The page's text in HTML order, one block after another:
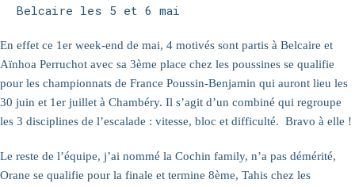
Belcaire les 5 et 6 mai
En effet ce 1er week-end de mai, 4 motivés sont partis à Belcaire et
Aïnhoa Perruchot avec sa 3ème place chez les poussines se qualifie
pour les championnats de France Poussin-Benjamin qui auront lieu les
30 juin et 1er juillet à Chambéry. Il s’agit d’un combiné qui regroupe
les 3 disciplines de l’escalade : vitesse, bloc et difficulté. Bravo à elle !
Le reste de l’équipe, j’ai nommé la Cochin family, n’a pas démérité,
Orane se qualifie pour la finale et termine 8ème, Tahis chez les